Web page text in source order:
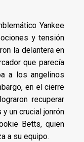
Yankee
y tensión
la delantera en
que parecía
a los angelinos
en el cierre
recuperar
un crucial jonrón
Betts, quien
a su equipo.